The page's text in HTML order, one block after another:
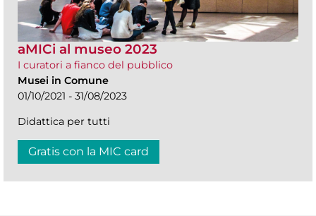
aMICi al museo 2023
I curatori a fianco del pubblico
Musei in Comune
01/10/2021 - 31/08/2023
Didattica per tutti
Gratis con la MIC card